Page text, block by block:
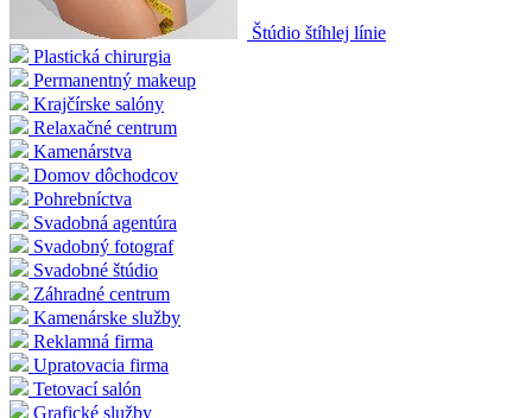
Štúdio štíhlej línie
Plastická chirurgia
Permanentný makeup
Krajčírske salóny
Relaxačné centrum
Kamenárstva
Domov dôchodcov
Pohrebníctva
Svadobná agentúra
Svadobný fotograf
Svadobné štúdio
Záhradné centrum
Kamenárske služby
Reklamná firma
Upratovacia firma
Tetovací salón
Grafické služby